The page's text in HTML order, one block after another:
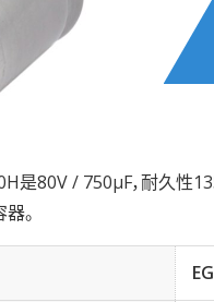
是80V / 750µF，耐久性
。